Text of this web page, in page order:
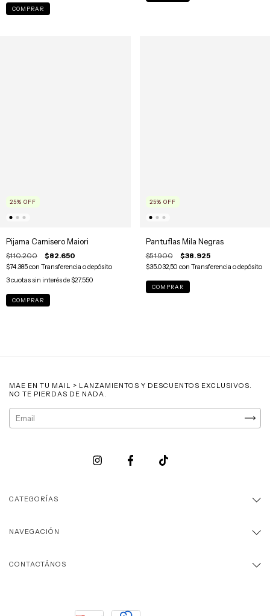
COMPRAR
25% OFF
Pijama Camisero Maiori
$110.200 $82.650
$74.385con Transferencia o depósito
3cuotas sin interés de$27.550
COMPRAR
25% OFF
Pantuflas Mila Negras
$51.900 $38.925
$35.032,50 con Transferencia o depósito
COMPRAR
MAE EN TU MAIL > LANZAMIENTOS Y DESCUENTOS EXCLUSIVOS.
NO TE PIERDAS DE NADA.
CATEGORÍAS
NAVEGACIÓN
CONTACTÁNOS